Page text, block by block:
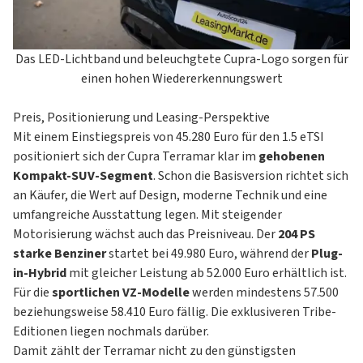
Welcome Light
Abbiegebremsfunktion und Ausweichunterstützung
Ablenkungs- und Müdigkeitserkennung
Airbag für Fahrer und Beifahrer, mit Beifahrerairbag-
Deaktivierung
und Leavin-Home-Funktion
Berganfahrassistent
CUPRA Drive Profile
Doppeltonsignalhorn
Einparkhilfe vorne und hinten
Elektronische Parkbremse inklusive Auto-Hold-
Funktion
Elektronisches Stabilisierungsprogramm und
elektromechanischer Bremskraftverstärker
Fensterheber vorn und hinten elektrisch, mit
Einklemmschutz und One-Touch-Funktion
Geschwindigkeitsbegrenzer mit vorausschauender
20 Zoll Leichtmetallräder “HADRON BLACK MATT
COPPER” 8,5Jx20, glanzgedreht, Reifen 255/40 R20
20 Zoll Leichtmetallräder “GRAVITY BLACK MATT
SILVER” 8,5Jx20, glanzgedreht, Reifen 255/40 R20
COPPER” 8,5Jx20, glanzgedreht, Reifen 255/40 R20
Performance-Reifen 255/40 R20
Ganzjahresreifen 235/55 R18
Reserverad als Notrad
230-V-Steckdose im Gepäckraum inklusive 12-V-
Steckdose
Gepäcktrennnetz
Dynamic Design Paket
Progressive Design Paket
Vordersitze beheizbar
Skyline Paket
Standheizung mit Fernbedienung
Navigationssystem mit 12,9 Zoll Display und
Türeinstiegsleisten vorn, beleuchtet
Vordersitze beheizbar
Das LED-Lichtband und beleuchgtete Cupra-Logo sorgen für
einen hohen Wiedererkennungswert
Preis, Positionierung und Leasing-Perspektive
Mit einem Einstiegspreis von 45.280 Euro für den 1.5 eTSI
positioniert sich der Cupra Terramar klar im gehobenen
Kompakt-SUV-Segment. Schon die Basisversion richtet sich
an Käufer, die Wert auf Design, moderne Technik und eine
umfangreiche Ausstattung legen. Mit steigender
Motorisierung wächst auch das Preisniveau. Der204 PS
starke Benzinerstartet bei 49.980 Euro, während derPlug-
in-Hybridmit gleicher Leistung ab 52.000 Euro erhältlich ist.
Für diesportlichen VZ-Modellewerden mindestens 57.500
beziehungsweise 58.410 Euro fällig. Die exklusiveren Tribe-
Editionen liegen nochmals darüber.
Damit zählt der Terramar nicht zu den günstigsten